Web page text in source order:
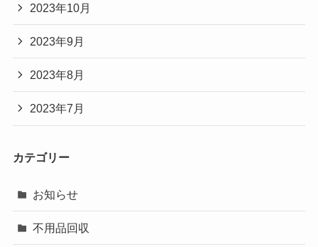
2023年10月
2023年9月
2023年8月
2023年7月
カテゴリー
お知らせ
不用品回収